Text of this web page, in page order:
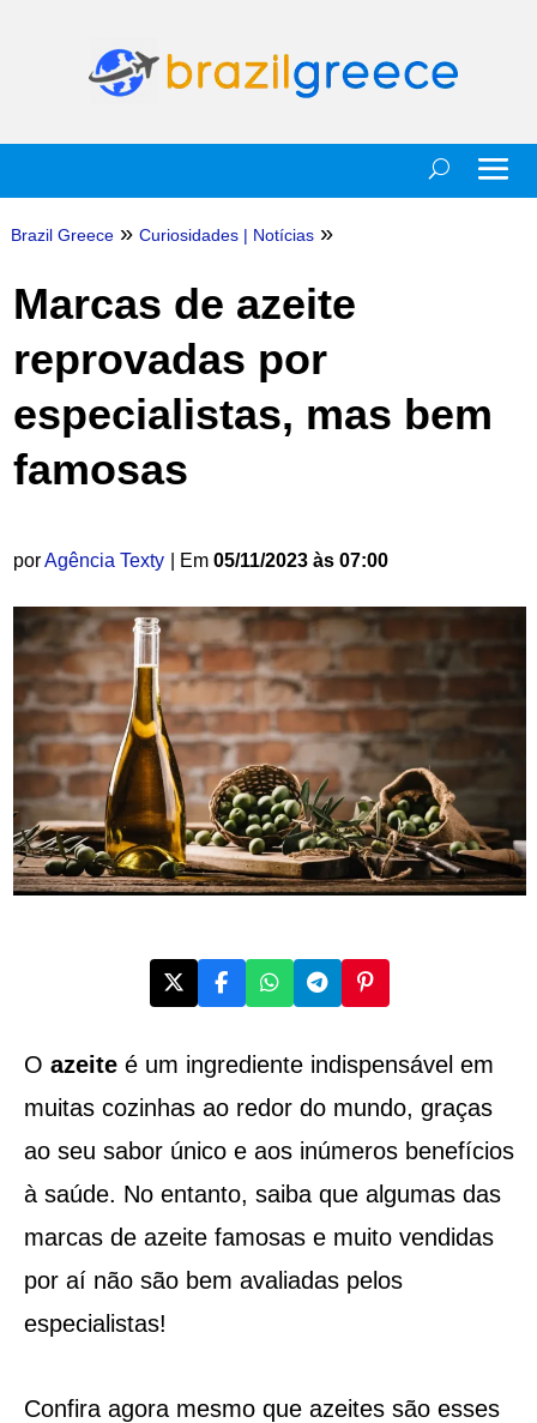
Brazil Greece » Curiosidades| Notícias »
Marcas de azeite
reprovadas por
especialistas, mas bem
famosas
porAgência Texty | Em 05/11/2023 às 07:00
O azeiteé um ingrediente indispensável em
muitas cozinhas ao redor do mundo, graças
ao seu sabor único e aos inúmeros benefícios
à saúde. No entanto, saiba que algumas das
marcas de azeite famosas e muito vendidas
por aí não são bem avaliadas pelos
especialistas!
Confira agora mesmo que azeites são esses